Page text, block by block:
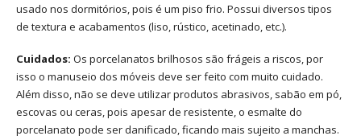
usado nos dormitórios, pois é um piso frio. Possui diversos tipos
de textura e acabamentos (liso, rústico, acetinado, etc.).
Cuidados: Os porcelanatos brilhosos são frágeis a riscos, por
isso o manuseio dos móveis deve ser feito com muito cuidado.
Além disso, não se deve utilizar produtos abrasivos, sabão em pó,
escovas ou ceras, pois apesar de resistente, o esmalte do
porcelanato pode ser danificado, ficando mais sujeito a manchas.